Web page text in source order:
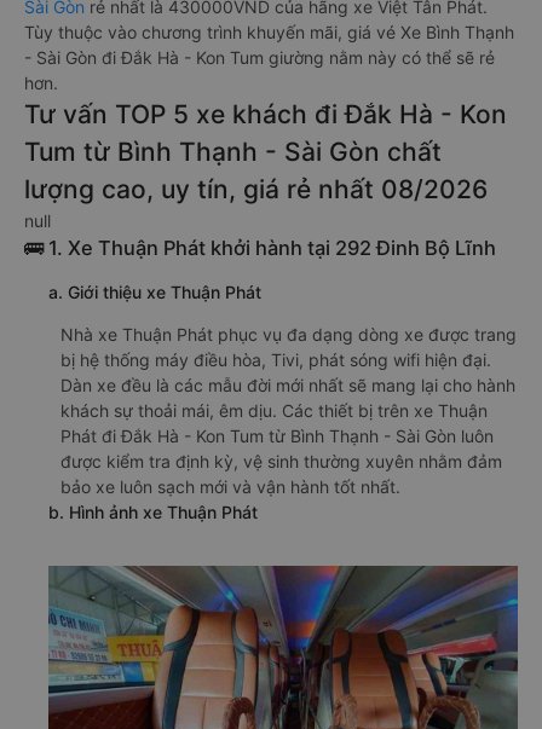
Sài Gòn rẻ nhất là 430000VND của hãng xe Việt Tân Phát.
Tùy thuộc vào chương trình khuyến mãi, giá vé Xe Bình Thạnh
- Sài Gòn đi Đắk Hà - Kon Tum giường nằm này có thể sẽ rẻ
hơn.
Tư vấn TOP 5 xe khách đi Đắk Hà - Kon
Tum từ Bình Thạnh - Sài Gòn chất
lượng cao, uy tín, giá rẻ nhất 08/2026
null
🚌 1. Xe Thuận Phát khởi hành tại 292 Đinh Bộ Lĩnh
a. Giới thiệu xe Thuận Phát
Nhà xe Thuận Phát phục vụ đa dạng dòng xe được trang
bị hệ thống máy điều hòa, Tivi, phát sóng wifi hiện đại.
Dàn xe đều là các mẫu đời mới nhất sẽ mang lại cho hành
khách sự thoải mái, êm dịu. Các thiết bị trên xe Thuận
Phát đi Đắk Hà - Kon Tum từ Bình Thạnh - Sài Gòn luôn
được kiểm tra định kỳ, vệ sinh thường xuyên nhằm đảm
bảo xe luôn sạch mới và vận hành tốt nhất.
b. Hình ảnh xe Thuận Phát